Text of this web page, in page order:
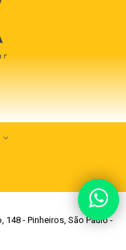
148 - Pinheiros, São Paulo -